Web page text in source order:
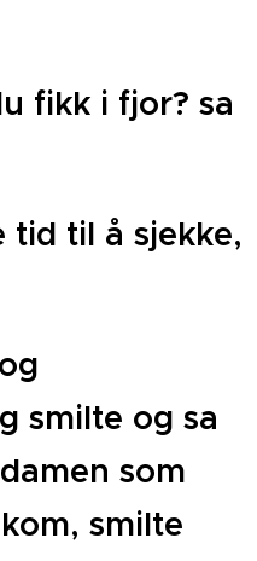
fikk i fjor? sa
tid til å sjekke,
smilte og sa
som
smilte